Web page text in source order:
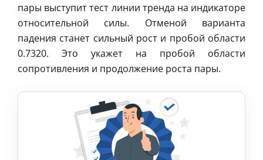
пары выступит тест линии тренда на индикаторе
относительной силы. Отменой варианта
падения станет сильный рост и пробой области
0.7320. Это укажет на пробой области
сопротивления и продолжение роста пары.